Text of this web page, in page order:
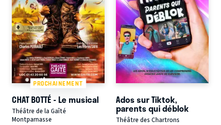
PROCHAINEMENT
CHAT BOTTÉ - Le musical
Théâtre de la Gaîté
Montparnasse
Ados sur Tiktok,
parents qui déblok
Théâtre des Chartrons